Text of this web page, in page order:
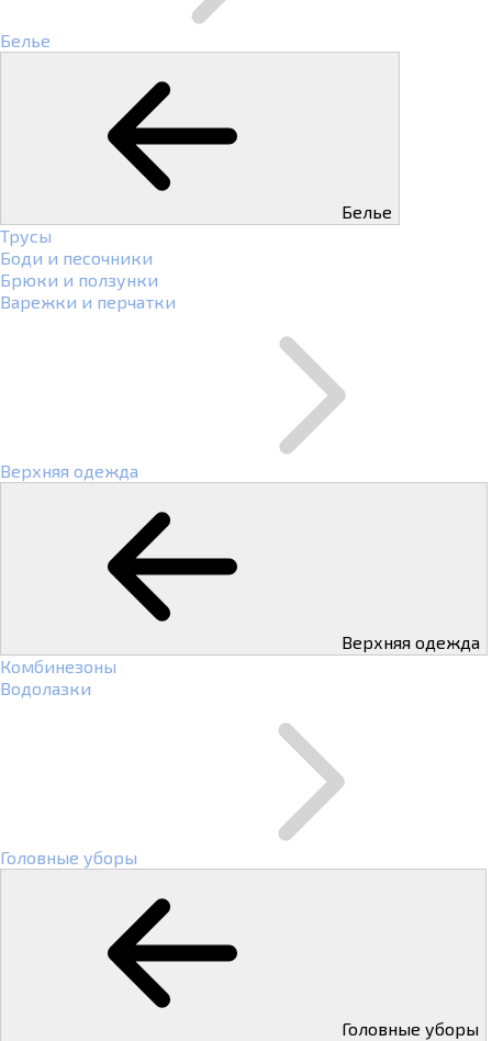
Белье
Белье
Трусы
Боди и песочники
Брюки и ползунки
Варежки и перчатки
Верхняя одежда
Верхняя одежда
Комбинезоны
Водолазки
Головные уборы
Головные уборы